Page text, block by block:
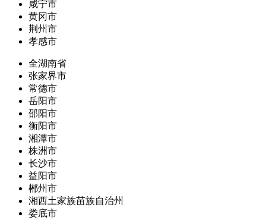
咸宁市
黄冈市
荆州市
孝感市
全湖南省
张家界市
常德市
岳阳市
邵阳市
衡阳市
湘潭市
株洲市
长沙市
益阳市
郴州市
湘西土家族苗族自治州
娄底市